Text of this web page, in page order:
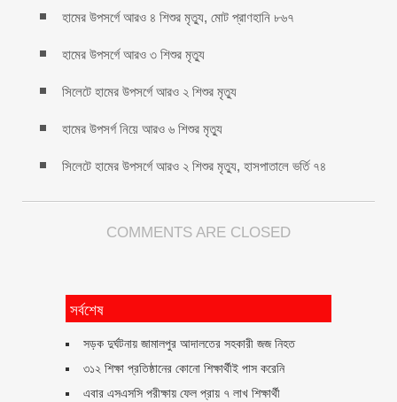
হামের উপসর্গে আরও ৪ শিশুর মৃত্যু, মোট প্রাণহানি ৮৬৭
হামের উপসর্গে আরও ৩ শিশুর মৃত্যু
সিলেটে হামের উপসর্গে আরও ২ শিশুর মৃত্যু
হামের উপসর্গ নিয়ে আরও ৬ শিশুর মৃত্যু
সিলেটে হামের উপসর্গে আরও ২ শিশুর মৃত্যু, হাসপাতালে ভর্তি ৭৪
COMMENTS ARE CLOSED
সর্বশেষ
সড়ক দুর্ঘটনায় জামালপুর আদালতের সহকারী জজ নিহত
৩১২ শিক্ষা প্রতিষ্ঠানের কোনো শিক্ষার্থীই পাস করেনি
এবার এসএসসি পরীক্ষায় ফেল প্রায় ৭ লাখ শিক্ষার্থী